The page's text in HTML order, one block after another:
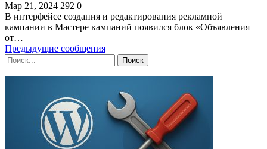
Мар 21, 2024 292 0
В интерфейсе создания и редактирования рекламной
кампании в Мастере кампаний появился блок «Объявления
от…
Предыдущие сообщения